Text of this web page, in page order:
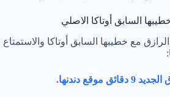
السابق أوتاكا الاصلي
مع خطيبها السابق أوتاكا والاستمتاع
موقع دندنها.